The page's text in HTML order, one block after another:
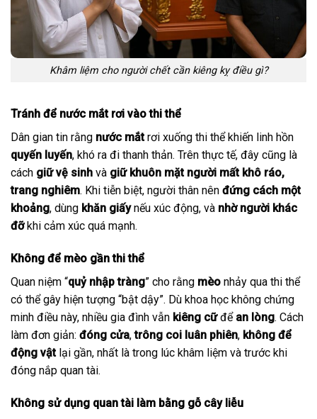
Khâm liệm cho người chết cần kiêng kỵ điều gì?
Tránh để nước mắt rơi vào thi thể
Dân gian tin rằng nước mắtrơi xuống thi thể khiến linh hồn
quyến luyến, khó ra đi thanh thản. Trên thực tế, đây cũng là
cách giữ vệ sinh và giữ khuôn mặt người mất khô ráo,
trang nghiêm. Khi tiễn biệt, người thân nên đứng cách một
khoảng, dùng khăn giấynếu xúc động, và nhờ người khác
đỡkhi cảm xúc quá mạnh.
Không để mèo gần thi thể
Quan niệm “quỷ nhập tràng” cho rằng mèo nhảy qua thi thể
có thể gây hiện tượng “bật dậy”. Dù khoa học không chứng
minh điều này, nhiều gia đình vẫn kiêng cữđể an lòng. Cách
làm đơn giản: đóng cửa,trông coi luân phiên, không để
động vậtlại gần, nhất là trong lúc khâm liệm và trước khi
đóng nắp quan tài.
Không sử dụng quan tài làm bằng gỗ cây liễu